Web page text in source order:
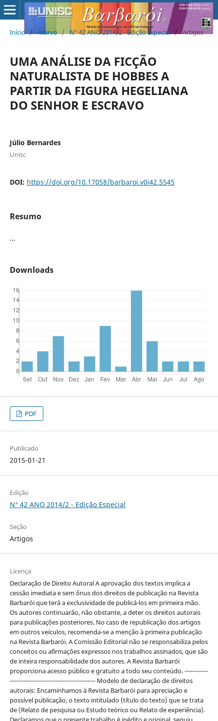
Início / Acervo / N° 42 ANO 2014/2 - Edição Especial / Artigos
UMA ANÁLISE DA FICÇÃO
NATURALISTA DE HOBBES A
PARTIR DA FIGURA HEGELIANA
DO SENHOR E ESCRAVO
Júlio Bernardes
Unisc
DOI: https://doi.org/10.17058/barbaroi.v0i42.5545
Resumo
...
Downloads
PDF
Publicado
2015-01-21
Edição
N° 42 ANO 2014/2 - Edição Especial
Seção
Artigos
Licença
Declaração de Direito Autoral A aprovação dos textos implica a
cessão imediata e sem ônus dos direitos de publicação na Revista
Barbarói que terá a exclusividade de publicá-los em primeira mão.
Os autores continuarão, não obstante, a deter os direitos autorais
para publicações posteriores. No caso de republicação dos artigos
em outros veículos, recomenda-se a menção à primeira publicação
na Revista Barbarói. A Comissão Editorial não se responsabiliza pelos
conceitos ou afirmações expressos nos trabalhos assinados, que são
de inteira responsabilidade dos autores. A Revista Barbarói
proporciona acesso público e gratuito a todo seu conteúdo. ------------
-------------------------------------------- Modelo de declaração de direitos
autorais: Encaminhamos à Revista Barbarói para apreciação e
possível publicação, o texto intitulado (título do texto) que se trata
de (Relato de pesquisa ou Estudo teórico ou Relato de experiência).